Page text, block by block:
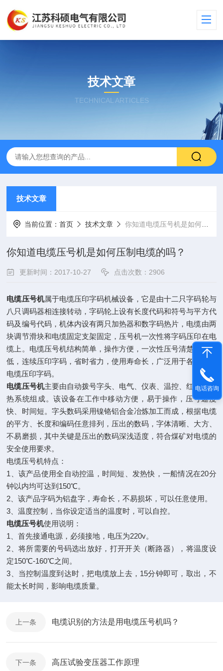
技术文章
TECHNICAL ARTICLES
技术文章
当前位置：首页 技术文章 你知道电缆压号机是如何压制电缆的吗？
你知道电缆压号机是如何压制电缆的吗？
更新时间：2017-10-27 点击次数：2906
电缆压号机属于电缆压印字码机械设备，它是由十二只字码轮与
八只调码器相连接转动，字码轮上设有长度代码和符号与平方代
码及编号代码，机体内设有两只加热器和数字码热片，电缆由两
块调节滑块和电缆固定支架固定，压号机一次性将字码压印在电
缆上。电缆压号机结构简单，操作方便，一次性压号清楚，成本
低，连续压印字码，省时省力，使用寿命长，广泛用于各种规格
电缆压印字码。
电缆压号机主要由自动拨号字头、电气、仪表、温控、红外线加
热系统组成。该设备在工作中移动方便，易于操作，压号速度
快、时间短。字头数码采用镍铬铝合金冶炼加工而成，根据电缆
的平方、长度和编码任意排列，压出的数码，字体清晰、大方、
不易磨损，其中关键是压出的数码深浅适度，符合煤矿对电缆的
安全使用要求。
电缆压号机特点：
1、该产品使用全自动控温，时间短、发热快，一船情况在20分
钟以内均可达到150℃。
2、该产品字码为铝盘字，寿命长，不易损坏，可以任意使用。
3、温度控制，当你设定适当的温度时，可以自控。
电缆压号机使用说明：
1、首先接通电源，必须接地，电压为220v。
2、将所需要的号码选出放好，打开开关（断路器），将温度设
定150℃-160℃之间。
3、当控制温度到达时，把电缆放上去，15分钟即可，取出，不
能太长时间，影响电缆质量。
上一条 电缆识别的方法是用电缆压号机吗？
下一条 高压试验变压器工作原理
电话咨询